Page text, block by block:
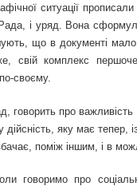
ситуації
і уряд. Вона
що в документі
свій комплекс
своєму.
говорить про важливість
яку має тепер,
поміж іншим, і в
говоримо про